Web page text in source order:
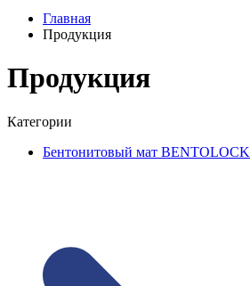
Главная
Продукция
Продукция
Категории
Бентонитовый мат BENTOLOCK